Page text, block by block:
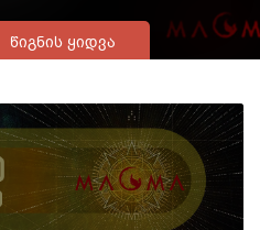
ᲬᲘᲒᲜᲘᲡ ᲧᲘᲓᲕᲐ